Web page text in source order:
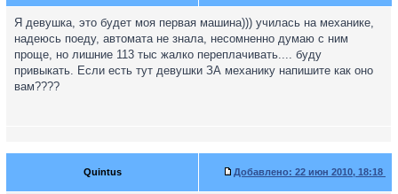
Я девушка, это будет моя первая машина))) училась на механике,
надеюсь поеду, автомата не знала, несомненно думаю с ним
проще, но лишние 113 тыс жалко переплачивать.... буду
привыкать. Если есть тут девушки ЗА механику напишите как оно
вам????
Quintus Добавлено: 22 июн 2010, 18:18